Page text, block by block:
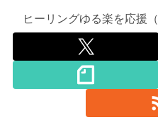
ヒーリングゆる楽を応援